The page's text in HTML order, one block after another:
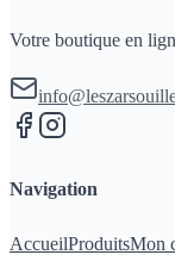
Votre boutique en
Navigation
AccueilProduitsMon